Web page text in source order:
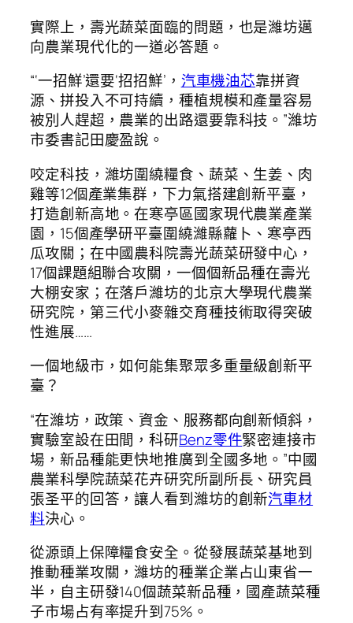
實際上，壽光蔬菜面臨的問題，也是濰坊邁
向農業現代化的一道必答題。
“‘一招鮮’還要‘招招鮮’， 汽車機油芯靠拼資
源、拼投入不可持續，種植規模和產量容易
被別人趕超，農業的出路還要靠科技。”濰坊
市委書記田慶盈說。
咬定科技，濰坊圍繞糧食、蔬菜、生姜、肉
雞等12個產業集群，下力氣搭建創新平臺，
打造創新高地。在寒亭區國家現代農業產業
園，15個產學研平臺圍繞濰縣蘿卜、寒亭西
瓜攻關；在中國農科院壽光蔬菜研發中心，
17個課題組聯合攻關，一個個新品種在壽光
大棚安家；在落戶濰坊的北京大學現代農業
研究院，第三代小麥雜交育種技術取得突破
性進展……
一個地級市，如何能集聚眾多重量級創新平
臺？
“在濰坊，政策、資金、服務都向創新傾斜，
實驗室設在田間，科研Benz零件緊密連接市
場，新品種能更快地推廣到全國多地。”中國
農業科學院蔬菜花卉研究所副所長、研究員
張圣平的回答，讓人看到濰坊的創新汽車材
料決心。
從源頭上保障糧食安全。從發展蔬菜基地到
推動種業攻關，濰坊的種業企業占山東省一
半，自主研發140個蔬菜新品種，國產蔬菜種
子市場占有率提升到75%。